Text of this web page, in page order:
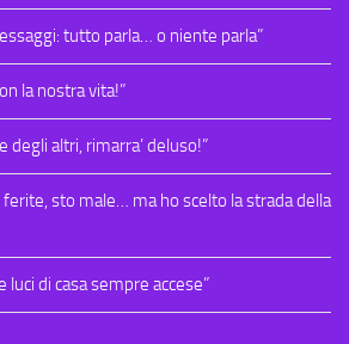
tutto parla… o niente parla”
la nostra vita!”
degli altri, rimarra’ deluso!”
ferite, sto male… ma ho scelto la strada della
luci di casa sempre accese”